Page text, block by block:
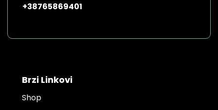
+38765869401
Brzi Linkovi
Shop